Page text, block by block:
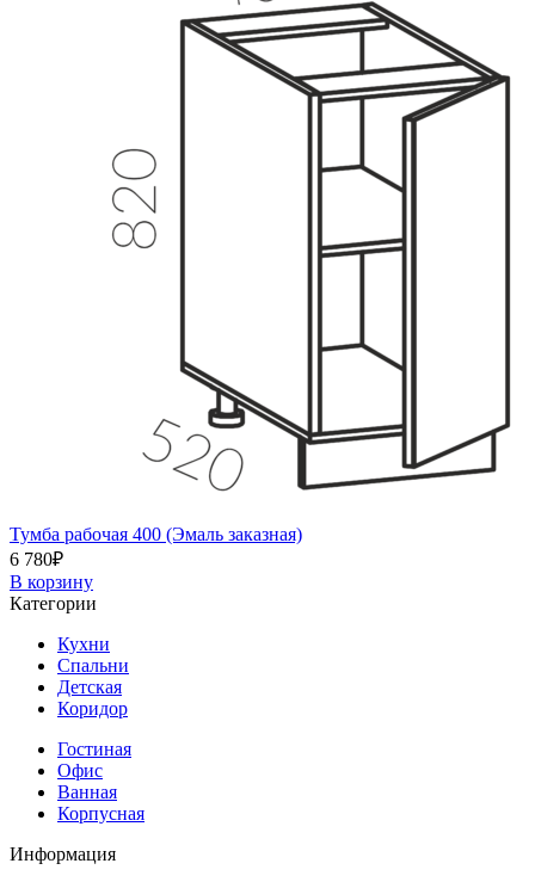
Тумба рабочая 400 (Эмаль заказная)
6 780₽
В корзину
Категории
Кухни
Спальни
Детская
Коридор
Гостиная
Офис
Ванная
Корпусная
Информация